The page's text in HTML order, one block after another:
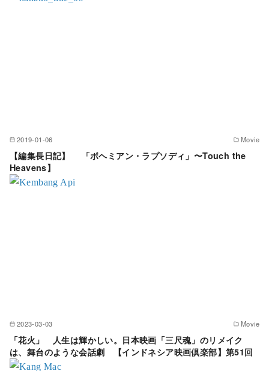
2019-01-06 Movie
【編集長日記】 「ボヘミアン・ラプソディ」〜Touch the
Heavens】
2023-03-03 Movie
「花火」 人生は輝かしい。日本映画「三尺魂」のリメイク
は、舞台のような会話劇 【インドネシア映画倶楽部】第51回